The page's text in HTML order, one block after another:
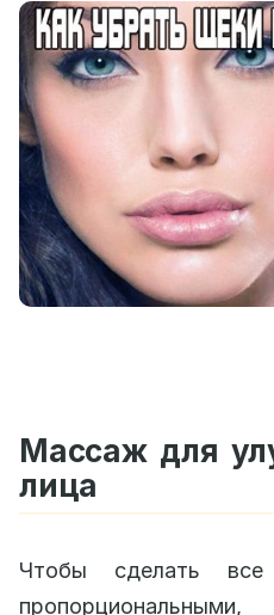
Массаж для
лица
Чтобы сделать